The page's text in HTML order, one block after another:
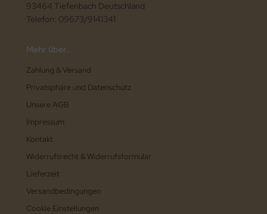
93464 Tiefenbach Deutschland
Telefon: 09673/9141341
Mehr über...
Zahlung & Versand
Privatsphäre und Datenschutz
Unsere AGB
Impressum
Kontakt
Widerrufsrecht & Widerrufsformular
Lieferzeit
Versandbedingungen
Cookie Einstellungen